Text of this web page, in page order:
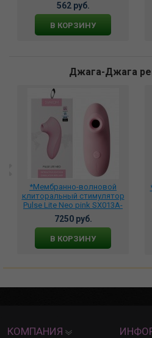
562 руб.
В КОРЗИНУ
Джага-Джага
*Мембранно-волновой
клиторальный стимулятор
Pulse Lite Neo pink SX013A-
PR
7250 руб.
В КОРЗИНУ
КОМПАНИЯ